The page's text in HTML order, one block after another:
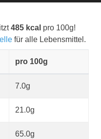
485 kcal pro 100g!
für alle Lebensmittel.
pro 100g
7.0g
21.0g
65.0g